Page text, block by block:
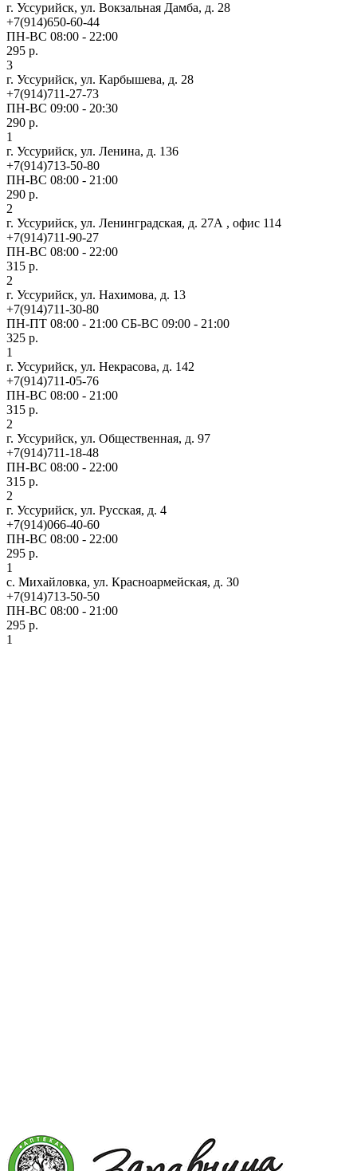
г. Уссурийск, ул. Вокзальная Дамба, д. 28
+7(914)650-60-44
ПН-ВС 08:00 - 22:00
295 р.
3
г. Уссурийск, ул. Карбышева, д. 28
+7(914)711-27-73
ПН-ВС 09:00 - 20:30
290 р.
1
г. Уссурийск, ул. Ленина, д. 136
+7(914)713-50-80
ПН-ВС 08:00 - 21:00
290 р.
2
г. Уссурийск, ул. Ленинградская, д. 27А , офис 114
+7(914)711-90-27
ПН-ВС 08:00 - 22:00
315 р.
2
г. Уссурийск, ул. Нахимова, д. 13
+7(914)711-30-80
ПН-ПТ 08:00 - 21:00 СБ-ВС 09:00 - 21:00
325 р.
1
г. Уссурийск, ул. Некрасова, д. 142
+7(914)711-05-76
ПН-ВС 08:00 - 21:00
315 р.
2
г. Уссурийск, ул. Общественная, д. 97
+7(914)711-18-48
ПН-ВС 08:00 - 22:00
315 р.
2
г. Уссурийск, ул. Русская, д. 4
+7(914)066-40-60
ПН-ВС 08:00 - 22:00
295 р.
1
с. Михайловка, ул. Красноармейская, д. 30
+7(914)713-50-50
ПН-ВС 08:00 - 21:00
295 р.
1